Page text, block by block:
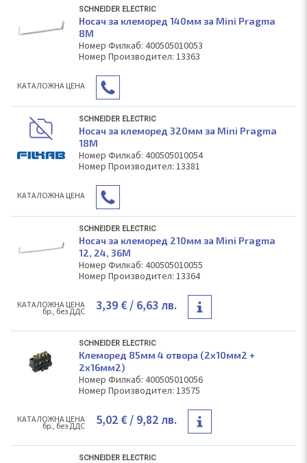
SCHNEIDER ELECTRIC
Носач за клеморед 140мм за Mini Pragma
8M
Номер Филкаб: 400505010053
Номер Производител: 13363
КAТАЛОЖНА ЦЕНА
SCHNEIDER ELECTRIC
Носач за клеморед 320мм за Mini Pragma
18M
Номер Филкаб: 400505010054
Номер Производител: 13381
КAТАЛОЖНА ЦЕНА
SCHNEIDER ELECTRIC
Носач за клеморед 210мм за Mini Pragma
12, 24, 36M
Номер Филкаб: 400505010055
Номер Производител: 13364
КAТАЛОЖНА ЦЕНА
бр., без ДДС 3,39 € / 6,63 лв.
SCHNEIDER ELECTRIC
Клеморед 85мм 4 отвора (2х10мм2 +
2х16мм2)
Номер Филкаб: 400505010056
Номер Производител: 13575
КAТАЛОЖНА ЦЕНА
бр., без ДДС 5,02 € / 9,82 лв.
SCHNEIDER ELECTRIC